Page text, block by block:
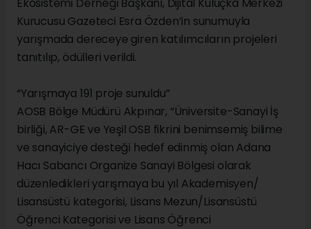
Kurucusu Gazeteci Esra Özden’in sunumuyla
yarışmada dereceye giren katılımcıların projeleri
tanıtılıp, ödülleri verildi.
“Yarışmaya 191 proje sunuldu”
AOSB Bölge Müdürü Akpınar, “Üniversite-Sanayi İş
birliği, AR-GE ve Yeşil OSB fikrini benimsemiş bilime
ve sanayiciye desteği hedef edinmiş olan Adana
Hacı Sabancı Organize Sanayi Bölgesi olarak
düzenledikleri yarışmaya bu yıl Akademisyen/
Lisansüstü kategorisi, Lisans Mezun/Lisansüstü
Öğrenci Kategorisi ve Lisans Öğrenci